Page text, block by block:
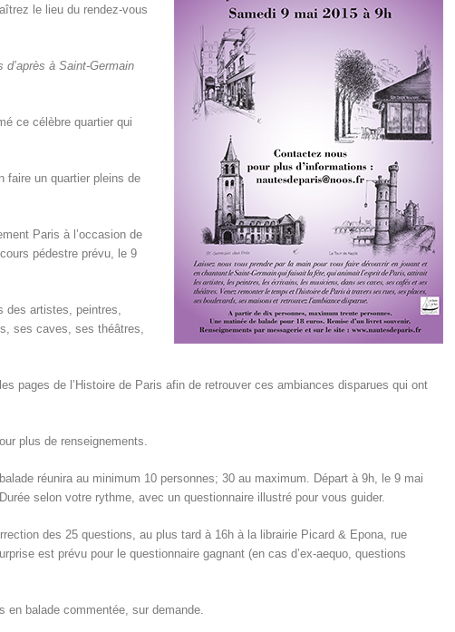
le lieu du rendez-vous
d’après à Saint-Germain
ce célèbre quartier qui
faire un quartier pleins de
Paris à l’occasion de
pédestre prévu, le 9
des artistes, peintres,
ses caves, ses théâtres,
pages de l’Histoire de Paris afin de retrouver ces ambiances disparues qui ont
plus de renseignements.
réunira au minimum 10 personnes; 30 au maximum. Départ à 9h, le 9 mai
selon votre rythme, avec un questionnaire illustré pour vous guider.
des 25 questions, au plus tard à 16h à la librairie Picard & Epona, rue
est prévu pour le questionnaire gagnant (en cas d’ex-aequo, questions
en balade commentée, sur demande.